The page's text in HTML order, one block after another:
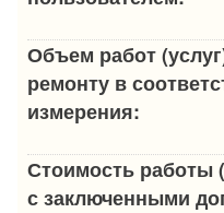
Объем работ
ремонту в
измерения:
Стоимость работы
с заключенными